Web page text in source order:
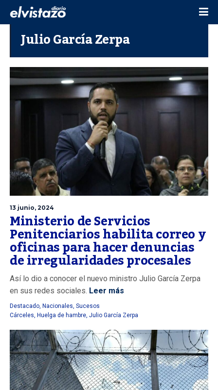
Julio García Zerpa
13 junio, 2024
Ministerio de Servicios
Penitenciarios habilita correo y
oficinas para hacer denuncias
de irregularidades procesales
Así lo dio a conocer el nuevo ministro Julio García Zerpa
en sus redes sociales. Leer más
Destacado, Nacionales, Sucesos
Cárceles, Huelga de hambre, Julio García Zerpa